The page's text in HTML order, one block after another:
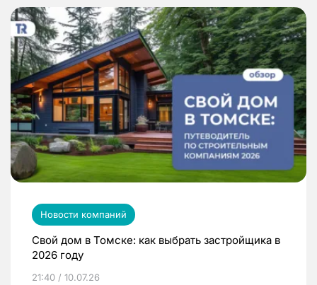
Новости компаний
Свой дом в Томске: как выбрать застройщика в
2026 году
21:40 / 10.07.26